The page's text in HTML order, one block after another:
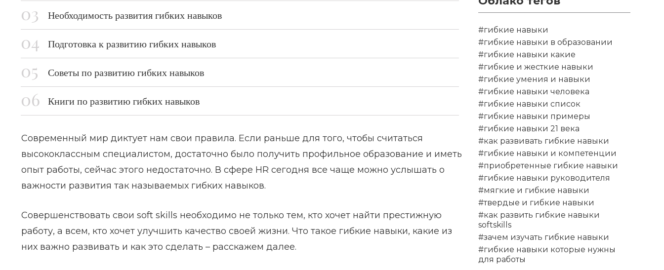
Необходимость развития гибких навыков
Подготовка к развитию гибких навыков
Советы по развитию гибких навыков
Книги по развитию гибких навыков
Современный мир диктует нам свои правила. Если раньше для того, чтобы считаться
высококлассным специалистом, достаточно было получить профильное образование и иметь
опыт работы, сейчас этого недостаточно. В сфере HR сегодня все чаще можно услышать о
важности развития так называемых гибких навыков.
Совершенствовать свои soft skills необходимо не только тем, кто хочет найти престижную
работу, а всем, кто хочет улучшить качество своей жизни. Что такое гибкие навыки, какие из
них важно развивать и как это сделать – расскажем далее.
#гибкие навыки
#гибкие навыки в образовании
#гибкие навыки какие
#гибкие и жесткие навыки
#гибкие умения и навыки
#гибкие навыки человека
#гибкие навыки список
#гибкие навыки примеры
#гибкие навыки 21 века
#как развивать гибкие навыки
#гибкие навыки и компетенции
#приобретенные гибкие навыки
#гибкие навыки руководителя
#мягкие и гибкие навыки
#твердые и гибкие навыки
#как развить гибкие навыки
softskills
#зачем изучать гибкие навыки
#гибкие навыки которые нужны
для работы